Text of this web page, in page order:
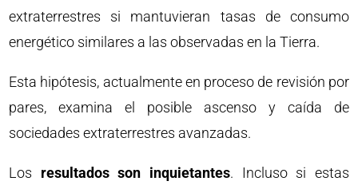
extraterrestres si mantuvieran tasas de consumo
energético similares a las observadas en la Tierra.
Esta hipótesis, actualmente en proceso de revisión por
pares, examina el posible ascenso y caída de
sociedades extraterrestres avanzadas.
Los resultados son inquietantes. Incluso si estas